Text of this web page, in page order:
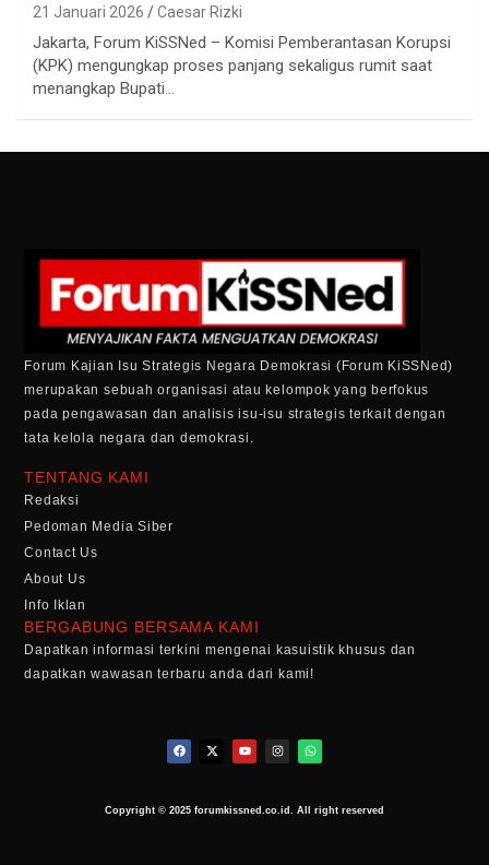
21 Januari 2026 Caesar Rizki
Jakarta, Forum KiSSNed – Komisi Pemberantasan Korupsi
(KPK) mengungkap proses panjang sekaligus rumit saat
menangkap Bupati…
Forum Kajian Isu Strategis Negara Demokrasi (Forum KiSSNed)
merupakan sebuah organisasi atau kelompok yang berfokus
pada pengawasan dan analisis isu-isu strategis terkait dengan
tata kelola negara dan demokrasi.
TENTANG KAMI
Redaksi
Pedoman Media Siber
Contact Us
About Us
Info Iklan
BERGABUNG BERSAMA KAMI
Dapatkan informasi terkini mengenai kasuistik khusus dan
dapatkan wawasan terbaru anda dari kami!
Copyright © 2025 forumkissned.co.id. All right reserved